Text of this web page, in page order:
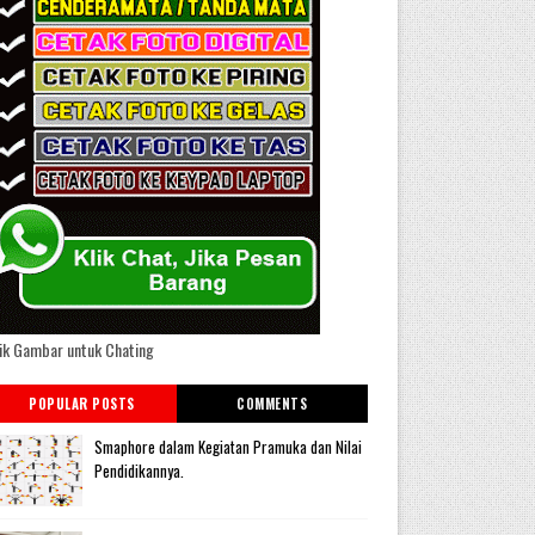
Gambar untuk Chating
POPULAR POSTS COMMENTS
Smaphore dalam Kegiatan Pramuka dan Nilai
Pendidikannya.